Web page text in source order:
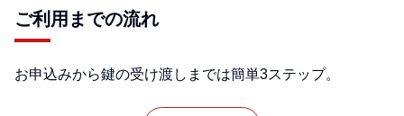
ご利用までの流れ
お申込みから鍵の受け渡しまでは簡単3ステップ。